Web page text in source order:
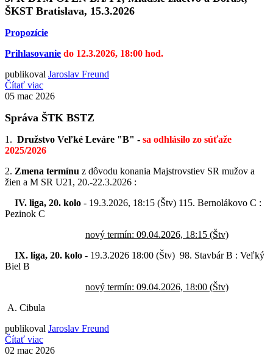
ŠKST Bratislava, 15.3.2026
Propozície
Prihlasovanie do 12.3.2026, 18:00 hod.
publikoval Jaroslav Freund
Čítať viac
05 mac 2026
Správa ŠTK BSTZ
1. Družstvo Veľké Leváre "B" - sa odhlásilo zo súťaže
2025/2026
2. Zmena termínu z dôvodu konania Majstrovstiev SR mužov a
žien a M SR U21, 20.-22.3.2026 :
IV. liga, 20. kolo - 19.3.2026, 18:15 (Štv) 115. Bernolákovo C :
Pezinok C
nový termín: 09.04.2026, 18:15 (Štv)
IX. liga, 20. kolo - 19.3.2026 18:00 (Štv) 98. Stavbár B : Veľký
Biel B
nový termín: 09.04.2026, 18:00 (Štv)
A. Cibula
publikoval Jaroslav Freund
Čítať viac
02 mac 2026